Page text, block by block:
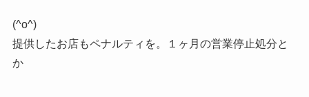
(^o^)
提供したお店もペナルティを。１ヶ月の営業停止処分と
か